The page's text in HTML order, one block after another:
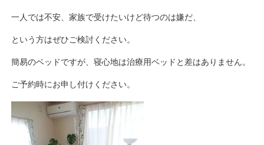
一人では不安、家族で受けたいけど待つのは嫌だ、
という方はぜひご検討ください。
簡易のベッドですが、寝心地は治療用ベッドと差はありません。
ご予約時にお申し付けください。